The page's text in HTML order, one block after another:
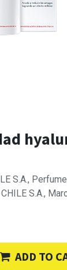
S.A.,
S.A.,
ADD TO